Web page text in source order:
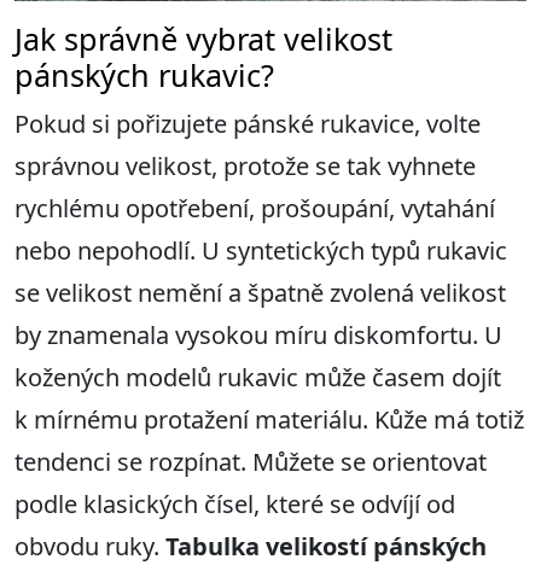
Jak správně vybrat velikost
pánských rukavic?
Pokud si pořizujete pánské rukavice, volte
správnou velikost, protože se tak vyhnete
rychlému opotřebení, prošoupání, vytahání
nebo nepohodlí. U syntetických typů rukavic
se velikost nemění a špatně zvolená velikost
by znamenala vysokou míru diskomfortu. U
kožených modelů rukavic může časem dojít
k mírnému protažení materiálu. Kůže má totiž
tendenci se rozpínat. Můžete se orientovat
podle klasických čísel, které se odvíjí od
obvodu ruky. Tabulka velikostí pánských